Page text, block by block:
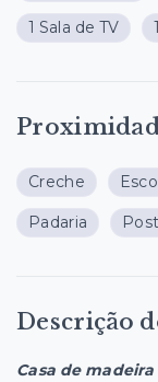
1 Sala de TV
Creche
Padaria
Descrição
Casa de